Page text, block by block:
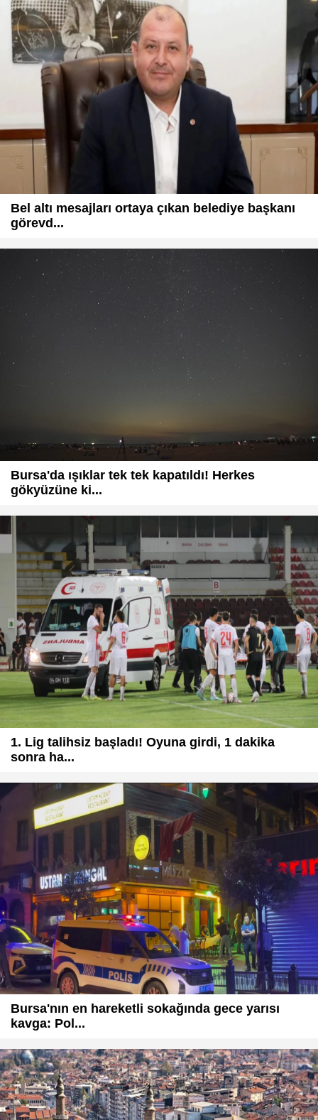
Bel altı mesajları ortaya çıkan belediye başkanı
görevd...
Bursa'da ışıklar tek tek kapatıldı! Herkes
gökyüzüne ki...
1. Lig talihsiz başladı! Oyuna girdi, 1 dakika
sonra ha...
Bursa'nın en hareketli sokağında gece yarısı
kavga: Pol...